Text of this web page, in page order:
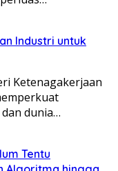
Industri untuk
Ketenagakerjaan
dunia…
Tentu